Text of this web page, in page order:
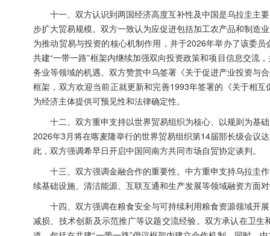
十一、双方认识到两国经济高度互补性及中国是乌拉圭主
步扩大贸易规模。双方一致认为应促进包括加工农产品和制造
为推动贸易与投资的核心机制作用，并于2026年举办了该委
共建“一带一路”框架内继续加强双向投资政策和项目信息交流
务业等领域的机遇。双方赞赏中乌签署《关于促进产业投资与
框架，双方欢迎当前正就更新和完善1993年签署的《关于相
为经济主体提供可预见性和法律确定性。
十二、双方重申支持以世界贸易组织为核心、以规则为基
2026年3月将在喀麦隆举行的世界贸易组织第14届部长级会议
此，双方强调希早日开启中国同南方共同市场自贸协定谈判。
十三、双方强调金融合作的重要性。中方重申支持乌拉圭
续基础设施、清洁能源、互联互通和生产发展等领域融资方面
十四、双方强调在粮食安全与可持续利用粮食资源领域开
减损、技术创新及示范推广等议题交流经验。双方承认在卫